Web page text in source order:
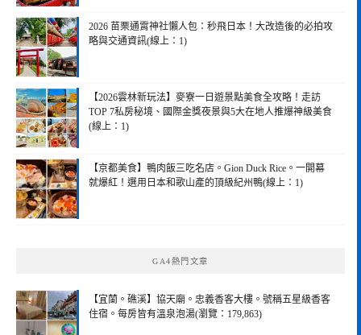
2026 苗栗通霄神社懶人包：秒飛日本！大改造後的必拍攻
略與交通資訊(線上：1)
【2026雲林新玩法】麥寮一日遊景點美食全攻略！走訪
TOP 7私房秘境、國際金獎夜景與5大在地人推爆神級美食
(線上：1)
【京都美食】鴨肉飯三吃名店。Gion Duck Rice。一開幕
就爆紅！選用日本和歌山產的頂級紀州鴨(線上：1)
GA4熱門文章
【宜蘭。礁溪】協天廟。忠義香客大樓。號稱五星級香客
住宿。每房皆有溫泉泡湯(瀏覽：179,863)